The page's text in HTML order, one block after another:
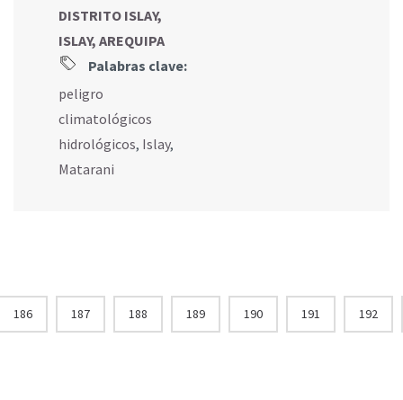
DISTRITO ISLAY,
ISLAY, AREQUIPA
Palabras clave:
peligro
climatológicos
hidrológicos, Islay,
Matarani
186 187 188 189 190 191 192